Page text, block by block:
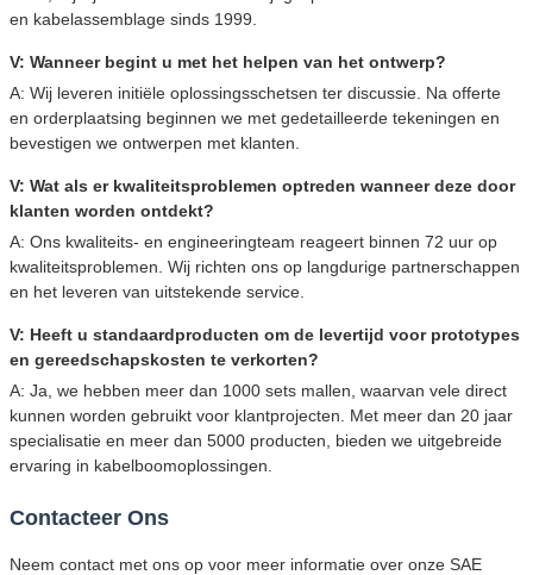
en kabelassemblage sinds 1999.
V: Wanneer begint u met het helpen van het ontwerp?
A: Wij leveren initiële oplossingsschetsen ter discussie. Na offerte
en orderplaatsing beginnen we met gedetailleerde tekeningen en
bevestigen we ontwerpen met klanten.
V: Wat als er kwaliteitsproblemen optreden wanneer deze door
klanten worden ontdekt?
A: Ons kwaliteits- en engineeringteam reageert binnen 72 uur op
kwaliteitsproblemen. Wij richten ons op langdurige partnerschappen
en het leveren van uitstekende service.
V: Heeft u standaardproducten om de levertijd voor prototypes
en gereedschapskosten te verkorten?
A: Ja, we hebben meer dan 1000 sets mallen, waarvan vele direct
kunnen worden gebruikt voor klantprojecten. Met meer dan 20 jaar
specialisatie en meer dan 5000 producten, bieden we uitgebreide
ervaring in kabelboomoplossingen.
Contacteer Ons
Neem contact met ons op voor meer informatie over onze SAE